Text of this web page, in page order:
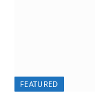
FEATURED